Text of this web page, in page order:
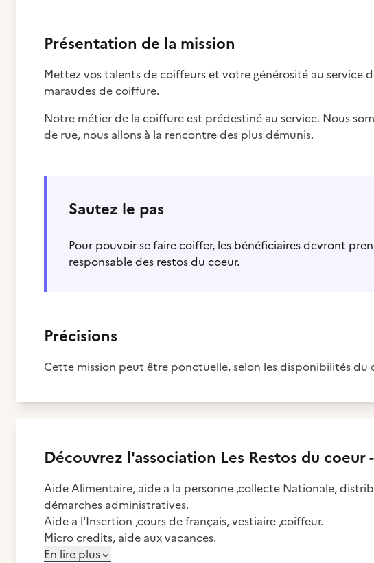
Présentation de la mission
Mettez vos talents de coiffeurs et votre générosité au service
maraudes de coiffure.
Notre métier de la coiffure est prédestiné au service. Nous
de rue, nous allons à la rencontre des plus démunis.
Sautez le pas
Pour pouvoir se faire coiffer, les bénéficiaires devront
responsable des restos du coeur.
Précisions
Cette mission peut être ponctuelle, selon les disponibilités du
Découvrez l'association Les Restos du coeur
Aide Alimentaire, aide a la personne ,collecte Nationale,
démarches administratives.
Aide a l'Insertion ,cours de français, vestiaire ,coiffeur.
Micro credits, aide aux vacances.
En lire plus